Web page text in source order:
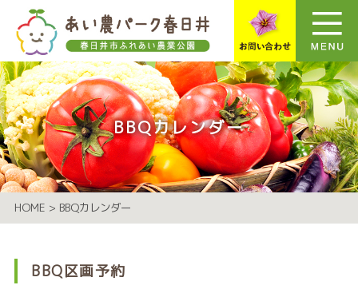
BBQカレンダー
HOME > BBQカレンダー
BBQ区画予約